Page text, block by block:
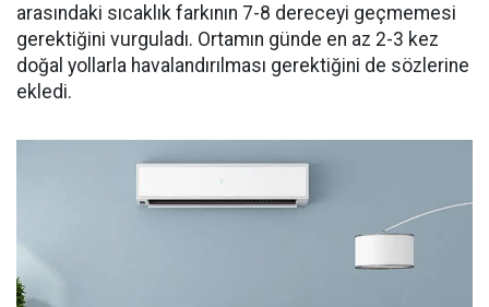
arasındaki sıcaklık farkının 7-8 dereceyi geçmemesi
gerektiğini vurguladı. Ortamın günde en az 2-3 kez
doğal yollarla havalandırılması gerektiğini de sözlerine
ekledi.